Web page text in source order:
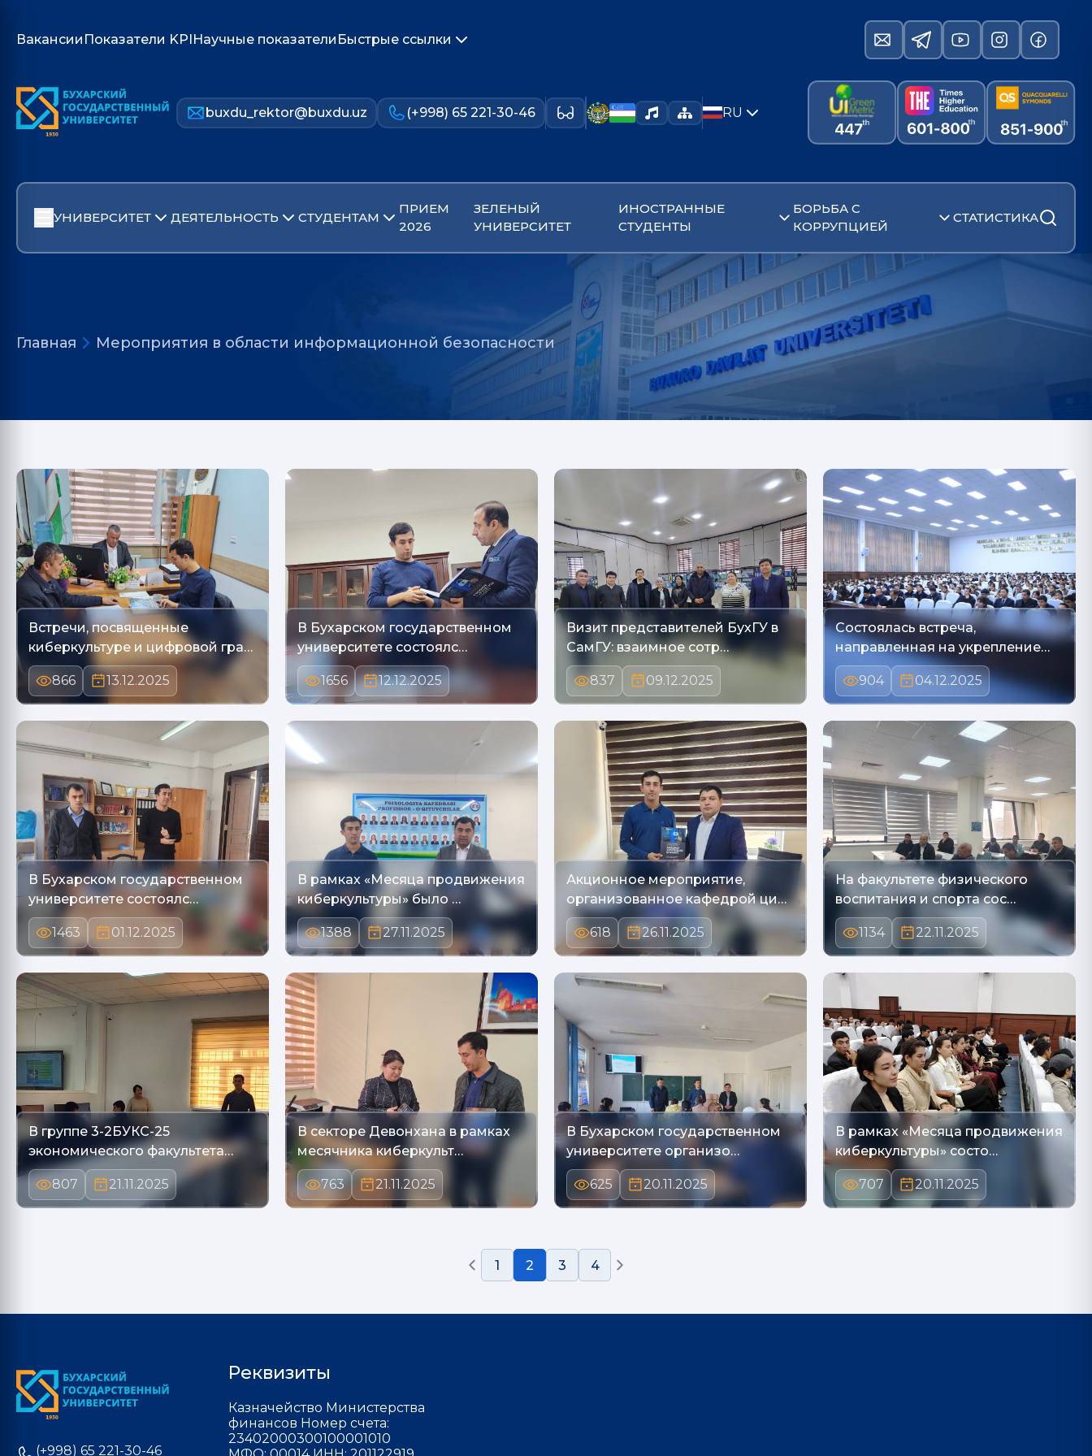
Вакансии Показатели KPIНаучные показатели Быстрые ссылки
buxdu_rektor@buxdu.uz (+998) 65 221-30-46 RU
УНИВЕРСИТЕТ ДЕЯТЕЛЬНОСТЬ СТУДЕНТАМ
ПРИЕМ
2026
ЗЕЛЕНЫЙ
УНИВЕРСИТЕТ
ИНОСТРАННЫЕ
СТУДЕНТЫ
БОРЬБА С
КОРРУПЦИЕЙ
СТАТИСТИКА
Главная Мероприятия в области информационной безопасности
Встречи, посвященные
киберкультуре и цифровой гра…
866 13.12.2025
В Бухарском государственном
университете состоялс…
1656 12.12.2025
Визит представителей БухГУ в
СамГУ: взаимное сотр…
837 09.12.2025
Состоялась встреча,
направленная на укрепление
зн…
904
04.12.2025
В Бухарском государственном
университете состоялс…
1463 01.12.2025
В рамках «Месяца продвижения
киберкультуры» было …
1388 27.11.2025
Акционное мероприятие,
организованное кафедрой ци…
618 26.11.2025
На факультете физического
воспитания и спорта сос…
1134 22.11.2025
В группе 3-2БУКС-25
экономического факультета
сос…
807
21.11.2025
В секторе Девонхана в рамках
месячника киберкульт…
763 21.11.2025
В Бухарском государственном
университете организо…
625 20.11.2025
В рамках «Месяца продвижения
киберкультуры» состо…
707 20.11.2025
1 2 3 4
(+998) 65 221-30-46
Реквизиты
Казначейство Министерства
финансов Номер счета:
23402000300100001010